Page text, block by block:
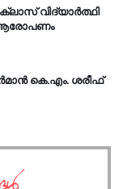
വിദ്യാർത്ഥി
ആരോപണം
കെ.എം. ശരീഫ്​